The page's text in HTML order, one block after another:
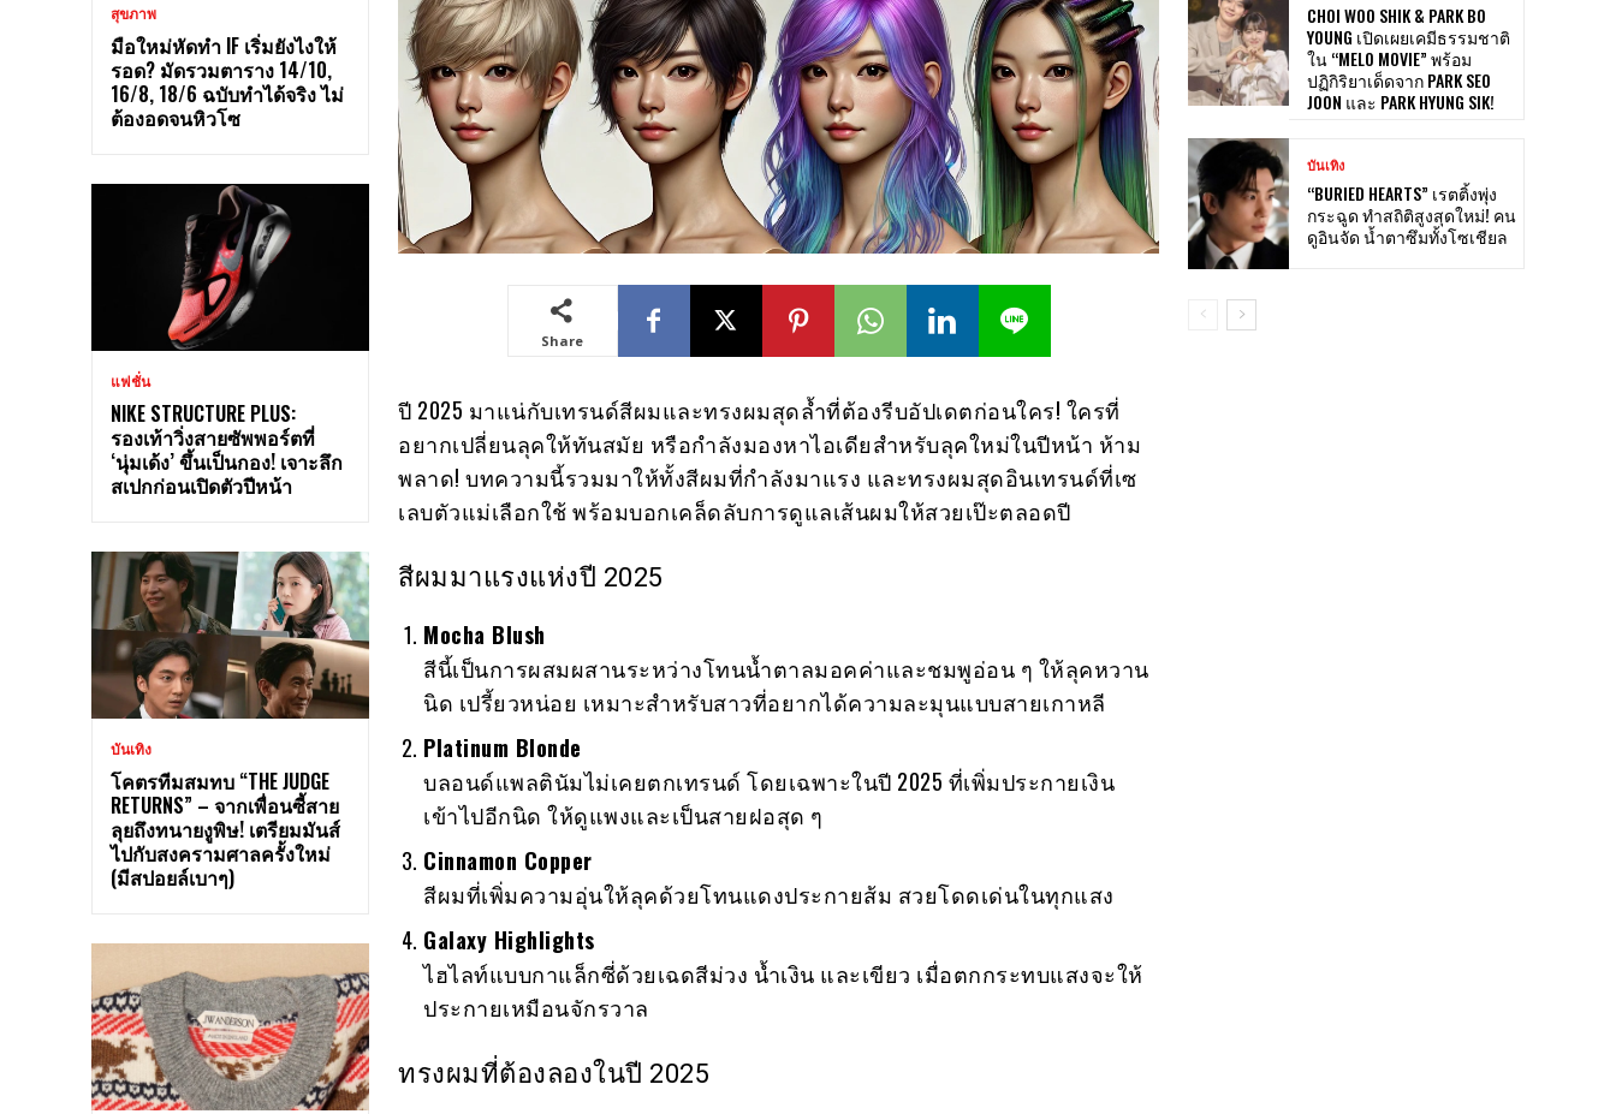
สุขภาพ
มือใหม่หัดทำ IF เริ่มยังไงให้
รอด? มัดรวมตาราง 14/10,
16/8, 18/6 ฉบับทำได้จริง ไม่
ต้องอดจนหิวโซ
แฟชั่น
NIKE STRUCTURE PLUS:
รองเท้าวิ่งสายซัพพอร์ตที่
‘นุ่มเด้ง’ ขึ้นเป็นกอง! เจาะลึก
สเปกก่อนเปิดตัวปีหน้า
บันเทิง
โคตรทีมสมทบ “THE JUDGE
RETURNS” – จากเพื่อนซี้สาย
ลุยถึงทนายงูพิษ! เตรียมมันส์
ไปกับสงครามศาลครั้งใหม่
(มีสปอยล์เบาๆ)
Share
ปี 2025 มาแน่กับเทรนด์สีผมและทรงผมสุดล้ำที่ต้องรีบอัปเดตก่อนใคร! ใครที่
อยากเปลี่ยนลุคให้ทันสมัย หรือกำลังมองหาไอเดียสำหรับลุคใหม่ในปีหน้า ห้าม
พลาด! บทความนี้รวมมาให้ทั้งสีผมที่กำลังมาแรง และทรงผมสุดอินเทรนด์ที่เซ
เลบตัวแม่เลือกใช้ พร้อมบอกเคล็ดลับการดูแลเส้นผมให้สวยเป๊ะตลอดปี
สีผมมาแรงแห่งปี 2025
Mocha Blush
สีนี้เป็นการผสมผสานระหว่างโทนน้ำตาลมอคค่าและชมพูอ่อน ๆ ให้ลุคหวาน
นิด เปรี้ยวหน่อย เหมาะสำหรับสาวที่อยากได้ความละมุนแบบสายเกาหลี
Platinum Blonde
บลอนด์แพลตินัมไม่เคยตกเทรนด์ โดยเฉพาะในปี 2025 ที่เพิ่มประกายเงิน
เข้าไปอีกนิด ให้ดูแพงและเป็นสายฝอสุด ๆ
Cinnamon Copper
สีผมที่เพิ่มความอุ่นให้ลุคด้วยโทนแดงประกายส้ม สวยโดดเด่นในทุกแสง
Galaxy Highlights
ไฮไลท์แบบกาแล็กซี่ด้วยเฉดสีม่วง น้ำเงิน และเขียว เมื่อตกกระทบแสงจะให้
ประกายเหมือนจักรวาล
ทรงผมที่ต้องลองในปี 2025
CHOI WOO SHIK & PARK BO
YOUNG เปิดเผยเคมีธรรมชาติ
ใน “MELO MOVIE” พร้อม
ปฏิกิริยาเด็ดจาก PARK SEO
JOON และ PARK HYUNG SIK!
บันเทิง
“BURIED HEARTS” เรตติ้งพุ่ง
กระฉูด ทำสถิติสูงสุดใหม่! คน
ดูอินจัด น้ำตาซึมทั้งโซเชียล